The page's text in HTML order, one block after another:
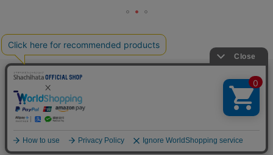
TOP
人気の特集一覧